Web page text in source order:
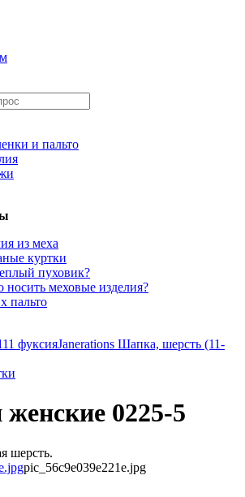
и пальто
из меха
куртки
пуховик?
носить меховые изделия?
пальто
фуксияJanerations Шапка, шерсть (11-
0225-5
шерсть.
pic_56c9e039e221e.jpg